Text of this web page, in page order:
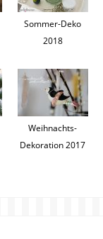
Sommer-Deko
2018
Weihnachts-
Dekoration 2017